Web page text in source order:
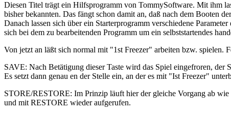
Diesen Titel trägt ein Hilfsprogramm von TommySoftware. Mit ihm
bisher bekannten. Das fängt schon damit an, daß nach dem Booten
Danach lassen sich über ein Starterprogramm verschiedene
sich bei dem zu bearbeitenden Programm um ein selbststartendes
Von jetzt an läßt sich normal mit "1st Freezer" arbeiten bzw. spielen.
SAVE: Nach Betätigung dieser Taste wird das Spiel eingefroren,
Es setzt dann genau en der Stelle ein, an der es mit "Ist Freezer"
STORE/RESTORE: Im Prinzip läuft hier der gleiche Vorgang ab
und mit RESTORE wieder aufgerufen.